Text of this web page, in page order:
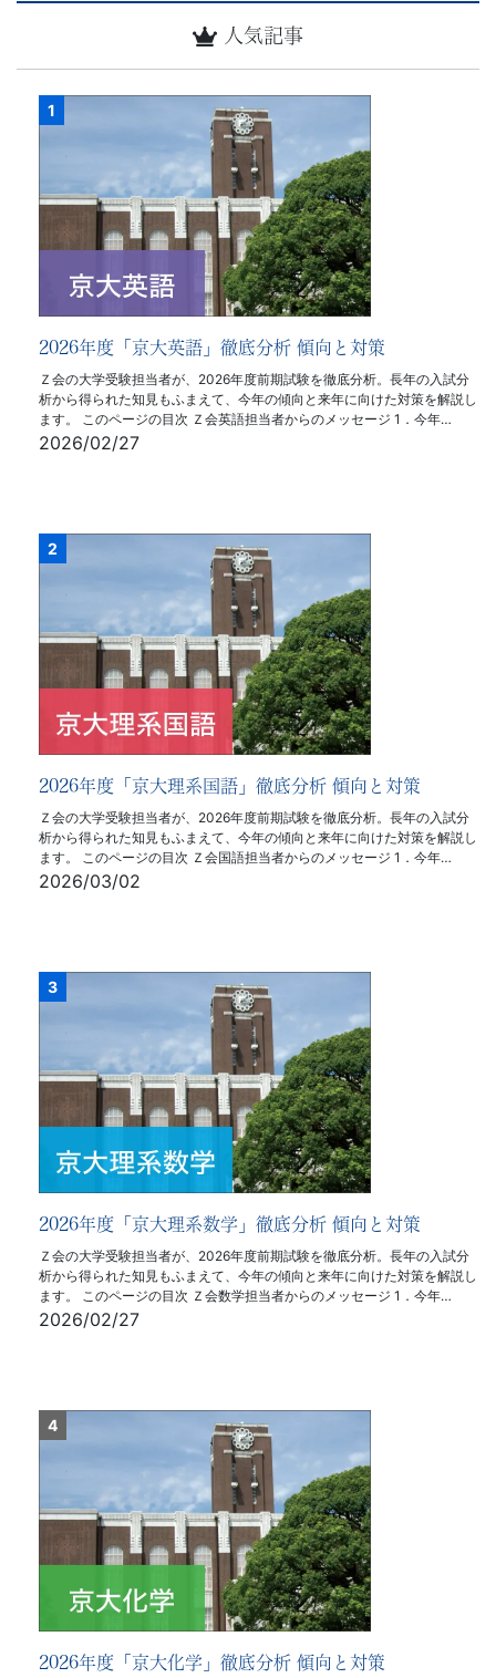
人気記事
2026年度「京大英語」徹底分析 傾向と対策
Ｚ会の大学受験担当者が、2026年度前期試験を徹底分析。長年の入試分
析から得られた知見もふまえて、今年の傾向と来年に向けた対策を解説し
ます。 このページの目次 Ｚ会英語担当者からのメッセージ 1．今年…
2026/02/27
2026年度「京大理系国語」徹底分析 傾向と対策
Ｚ会の大学受験担当者が、2026年度前期試験を徹底分析。長年の入試分
析から得られた知見もふまえて、今年の傾向と来年に向けた対策を解説し
ます。 このページの目次 Ｚ会国語担当者からのメッセージ 1．今年…
2026/03/02
2026年度「京大理系数学」徹底分析 傾向と対策
Ｚ会の大学受験担当者が、2026年度前期試験を徹底分析。長年の入試分
析から得られた知見もふまえて、今年の傾向と来年に向けた対策を解説し
ます。 このページの目次 Ｚ会数学担当者からのメッセージ 1．今年…
2026/02/27
2026年度「京大化学」徹底分析 傾向と対策